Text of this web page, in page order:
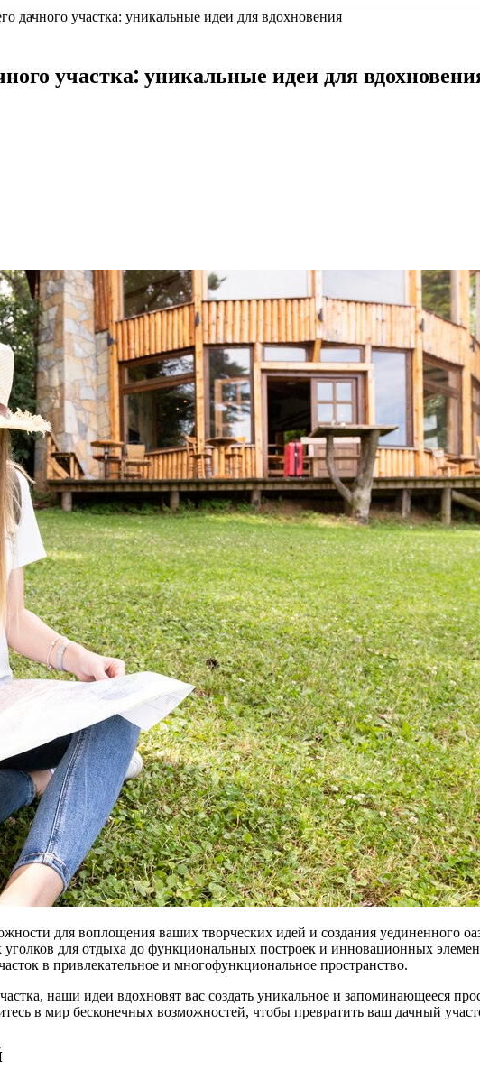
дачного участка: уникальные идеи для вдохновения
участка: уникальные идеи для
для воплощения ваших творческих идей и создания уединенного
для отдыха до функциональных построек и инновационных
в привлекательное и многофункциональное пространство.
наши идеи вдохновят вас создать уникальное и запоминающееся
в мир бесконечных возможностей, чтобы превратить ваш дачный